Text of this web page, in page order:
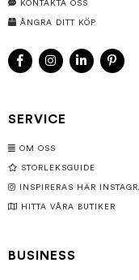
ÅNGRA DITT KÖP
SERVICE